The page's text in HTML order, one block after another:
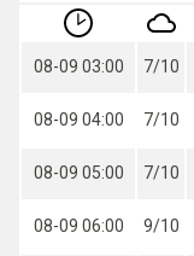
08-09 03:00 7/10
08-09 04:00 7/10
08-09 05:00 7/10
08-09 06:00 9/10